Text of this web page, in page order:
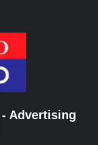
- Advertising